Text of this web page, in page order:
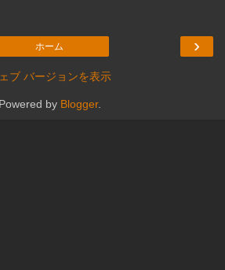
›
ホーム
ブ バージョンを表示
Powered by Blogger.